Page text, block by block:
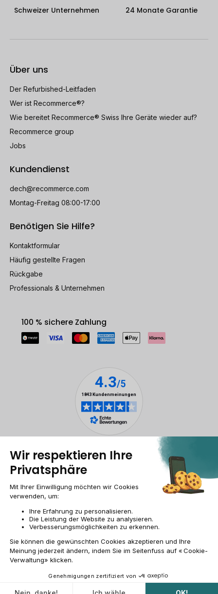
Schweizer Unternehmen 24 Monate Garantie
Über uns
Der Refurbished-Leitfaden
Wer ist Recommerce®?
Wie bereitet Recommerce® Swiss Ihre Geräte wieder auf?
Recommerce group
Jobs
Kundendienst
dech@recommerce.com
Montag-Freitag 08:00-17:00
Benötigen Sie Hilfe?
Kontaktformular
Häufig gestellte Fragen
Rückgabe
Professionals & Unternehmen
100 % sichere Zahlung
Rechtliche Hinweise
Cookie-Verwaltung
Allgemeine Geschäftsbedingungen
Personenbezogener daten
Webseite der Recommerce Group
CH-DE | CHF
© 2009-2026 RECOMMERCE - Alle Rechte vorbehalten.